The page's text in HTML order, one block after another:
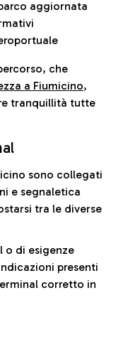
aggiornata
che
a Fiumicino,
tranquillità tutte
sono collegati
e segnaletica
tra le diverse
o di esigenze
presenti
corretto in